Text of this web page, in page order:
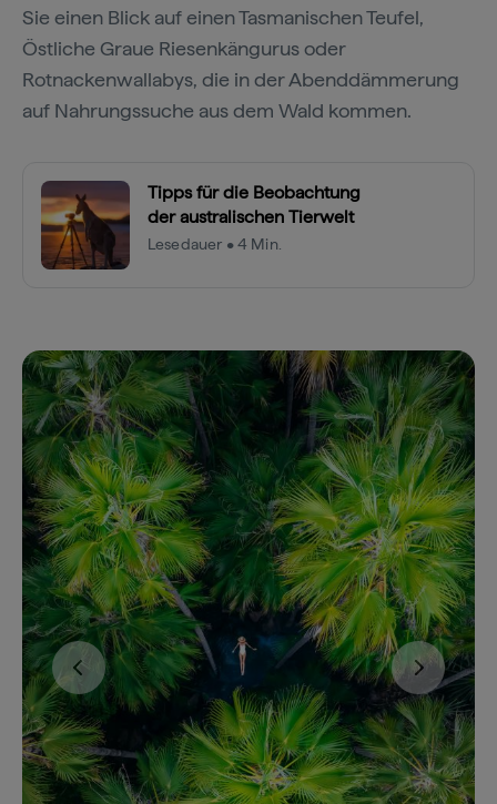
Sie einen Blick auf einen Tasmanischen Teufel,
Östliche Graue Riesenkängurus oder
Rotnackenwallabys, die in der Abenddämmerung
auf Nahrungssuche aus dem Wald kommen.
Tipps für die Beobachtung
der australischen Tierwelt
Lesedauer • 4 Min.